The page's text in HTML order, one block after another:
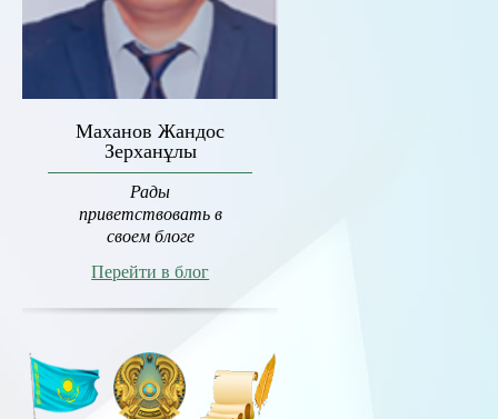
Маханов Жандос
Зерханұлы
Рады
приветствовать в
своем блоге
Перейти в блог